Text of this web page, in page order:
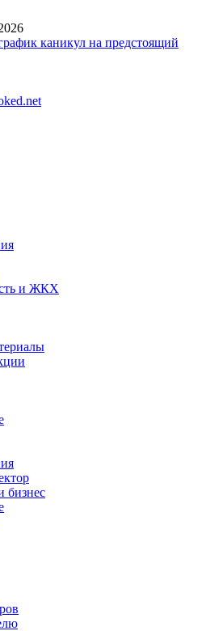
каникул на предстоящий
и ЖКХ
бизнес